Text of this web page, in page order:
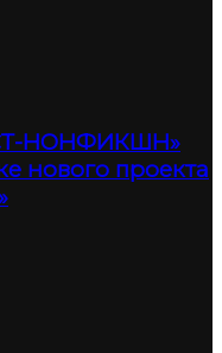
НОНФИКШН»
нового проекта